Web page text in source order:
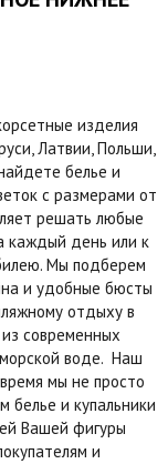
изделия
Латвии, Польши,
белье и
с размерами от
решать любые
каждый день или к
Мы подберем
и удобные бюсты
отдыху в
современных
воде. Наш
мы не просто
белье и купальники
Вашей фигуры
и